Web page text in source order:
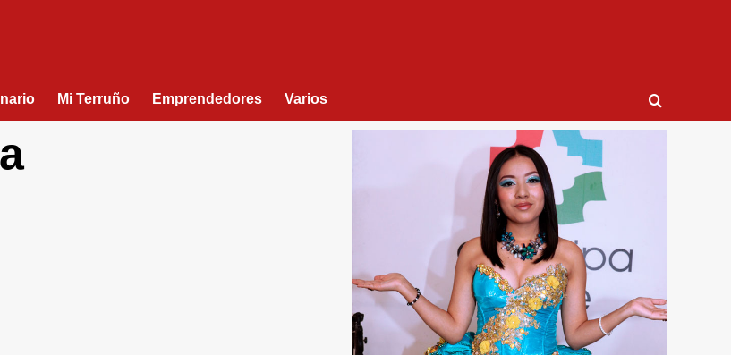
Mi Terruño Emprendedores Varios